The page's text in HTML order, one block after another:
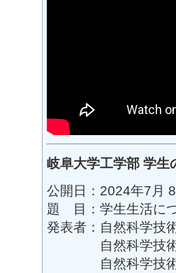
岐阜大学工学部 学生
公開日：2024年7月
題 目：学生生活に
発表者：自然科学
自然科学技術
自然科学技術